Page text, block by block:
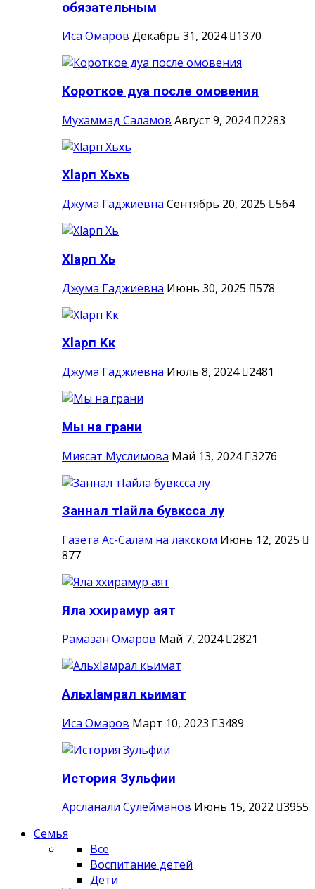
обязательным
Иса Омаров Декабрь 31, 2024 1370
Короткое дуа после омовения
Мухаммад Саламов Август 9, 2024 2283
Хlарп Хьхь
Джума Гаджиевна Сентябрь 20, 2025 564
Хlарп Хь
Джума Гаджиевна Июнь 30, 2025 578
Хlарп Кк
Джума Гаджиевна Июль 8, 2024 2481
Мы на грани
Миясат Муслимова Май 13, 2024 3276
Заннал тIайла бувксса лу
Газета Ас-Салам на лакском Июнь 12, 2025
877
Яла ххирамур аят
Рамазан Омаров Май 7, 2024 2821
АльхIамрал кьимат
Иса Омаров Март 10, 2023 3489
История Зульфии
Арсланали Сулейманов Июнь 15, 2022
3955
Семья
Все
Воспитание детей
Дети